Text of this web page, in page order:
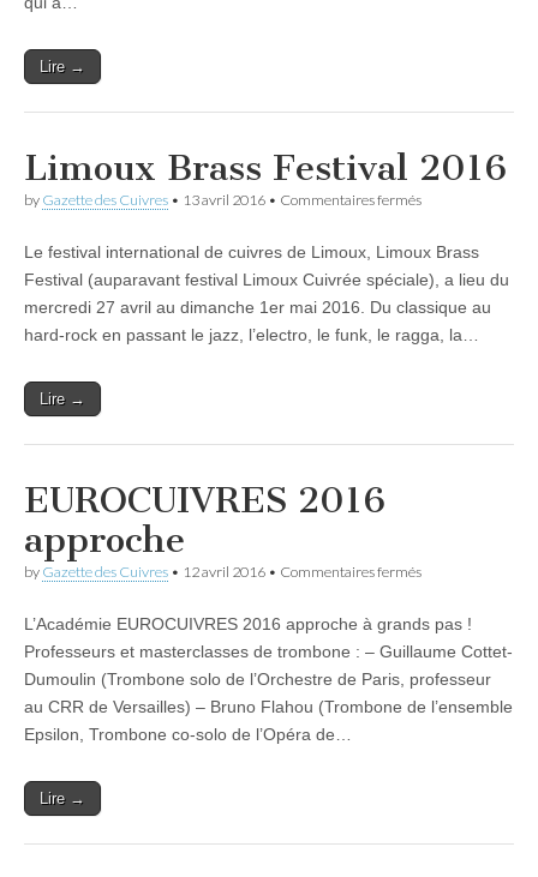
Lire →
Limoux Brass Festival 2016
by Gazette des Cuivres • 13 avril 2016 • Commentaires ferméssur
Festival
2016
Le festival international de cuivres de Limoux, Limoux Brass
Festival (auparavant festival Limoux Cuivrée spéciale), a lieu du
mercredi 27 avril au dimanche 1er mai 2016. Du classique au
hard-rock en passant le jazz, l’electro, le funk, le ragga, la…
Lire →
EUROCUIVRES 2016
approche
by Gazette des Cuivres • 12 avril 2016 • Commentaires ferméssur
approche
L’Académie EUROCUIVRES 2016 approche à grands pas !
Professeurs et masterclasses de trombone : – Guillaume Cottet-
Dumoulin (Trombone solo de l’Orchestre de Paris, professeur
au CRR de Versailles) – Bruno Flahou (Trombone de l’ensemble
Epsilon, Trombone co-solo de l’Opéra de…
Lire →